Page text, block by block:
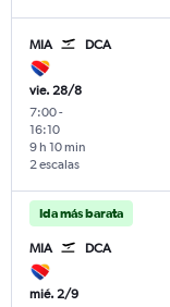
MIA DCA
vie. 28/8
7:00-
16:10
2 escalas
9 h 10 min
Ida más barata
MIA DCA
mié. 2/9